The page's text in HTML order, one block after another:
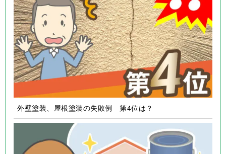
外壁塗装、屋根塗装の失敗例 第4位は？